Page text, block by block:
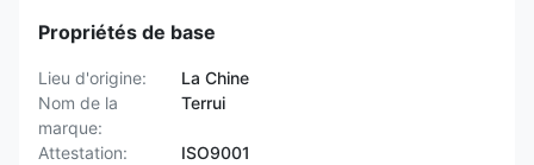
Propriétés de base
Lieu d'origine:
La Chine
Nom de la
marque:
Terrui
Attestation:
ISO9001